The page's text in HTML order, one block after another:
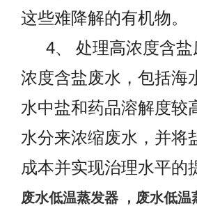
这些难降解的有机物。
4、 处理高浓度含
浓度含盐废水，包括海
水中盐和药品溶解度较
水分来浓缩废水，并将
成本并实现治理水平的
废水低温蒸发器 ，废水低